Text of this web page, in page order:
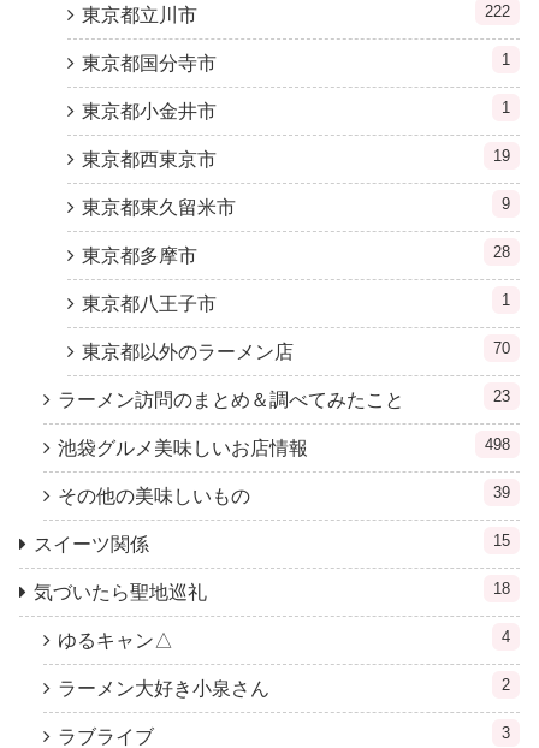
東京都立川市 222
東京都国分寺市 1
東京都小金井市 1
東京都西東京市 19
東京都東久留米市 9
東京都多摩市 28
東京都八王子市 1
東京都以外のラーメン店 70
ラーメン訪問のまとめ＆調べてみたこと 23
池袋グルメ美味しいお店情報 498
その他の美味しいもの 39
スイーツ関係 15
気づいたら聖地巡礼 18
ゆるキャン△ 4
ラーメン大好き小泉さん 2
ラブライブ 3